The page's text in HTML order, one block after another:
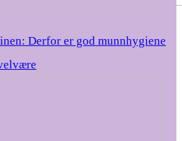
Derfor er god munnhygiene